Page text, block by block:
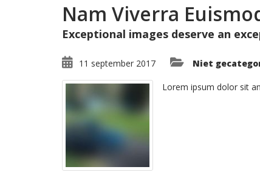
Nam Viverra
Exceptional images deserve an
11 september 2017 Niet
Lorem ipsum dolor sit